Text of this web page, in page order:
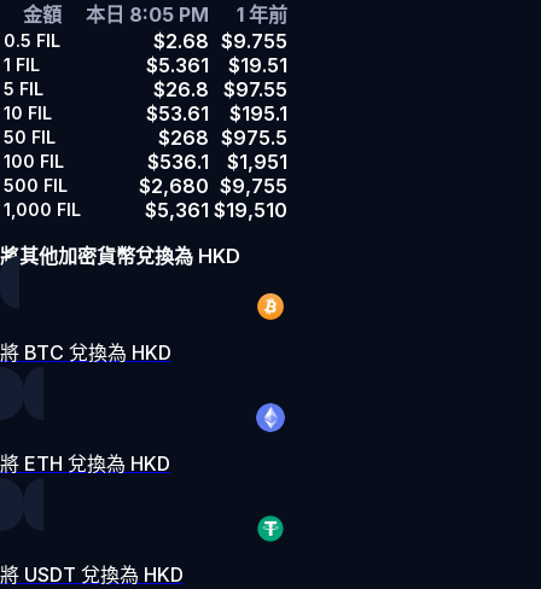
金額
本日 8:05 PM 1 年前
0.5 FIL $2.68 $9.755
1 FIL $5.361 $19.51
5 FIL $26.8 $97.55
10 FIL $53.61 $195.1
50 FIL $268 $975.5
100 FIL $536.1 $1,951
500 FIL $2,680 $9,755
1,000 FIL $5,361 $19,510
將其他加密貨幣兌換為 HKD
將 BTC 兌換為 HKD
將 ETH 兌換為 HKD
將 USDT 兌換為 HKD